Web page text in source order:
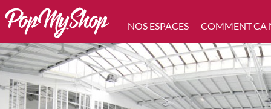
NOS ESPACES COMMENT CA